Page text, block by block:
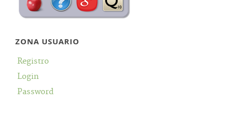
ZONA USUARIO
Registro
Login
Password